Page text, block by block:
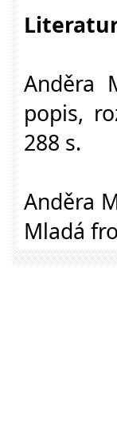
Anděra
popis,
288 s.
Anděra
Mladá